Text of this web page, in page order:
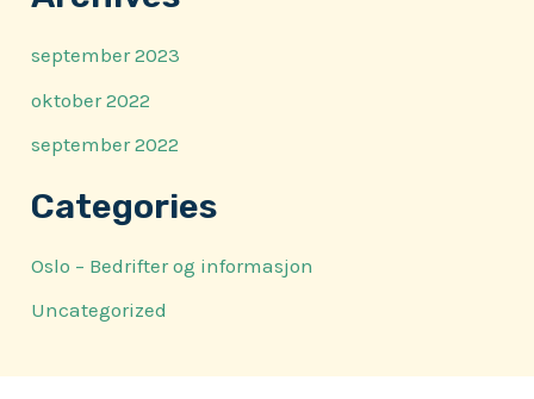
september 2023
oktober 2022
september 2022
Categories
Oslo – Bedrifter og informasjon
Uncategorized